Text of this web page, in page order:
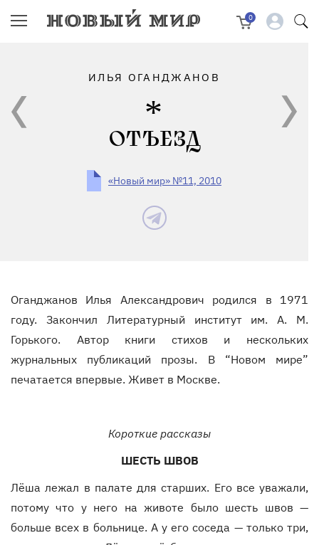
0
ИЛЬЯ ОГАНДЖАНОВ
ОТЪЕЗД
«Новый мир» №11, 2010
Оганджанов Илья Александрович родился в 1971
году. Закончил Литературный институт им. А. М.
Горького. Автор книги стихов и нескольких
журнальных публикаций прозы. В “Новом мире”
печатается впервые. Живет в Москве.
Короткие рассказы
ШЕСТЬ ШВОВ
Лёша лежал в палате для старших. Его все уважали,
потому что у него на животе было шесть швов —
больше всех в больнице. А у его соседа — только три,